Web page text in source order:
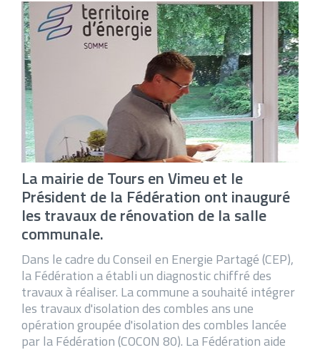
La mairie de Tours en Vimeu et le
Président de la Fédération ont inauguré
les travaux de rénovation de la salle
communale.
Dans le cadre du Conseil en Energie Partagé (CEP),
la Fédération a établi un diagnostic chiffré des
travaux à réaliser. La commune a souhaité intégrer
les travaux d'isolation des combles ans une
opération groupée d'isolation des combles lancée
par la Fédération (COCON 80). La Fédération aide